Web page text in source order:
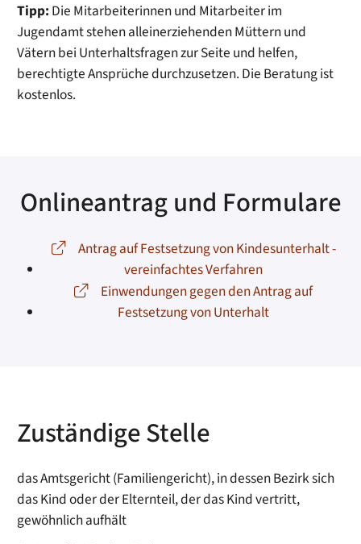
Tipp: Die Mitarbeiterinnen und Mitarbeiter im
Jugendamt stehen alleinerziehenden Müttern und
Vätern bei Unterhaltsfragen zur Seite und helfen,
berechtigte Ansprüche durchzusetzen. Die Beratung ist
kostenlos.
Onlineantrag und Formulare
Antrag auf Festsetzung von Kindesunterhalt -
vereinfachtes Verfahren
Einwendungen gegen den Antrag auf
Festsetzung von Unterhalt
Zuständige Stelle
das Amtsgericht (Familiengericht), in dessen Bezirk sich
das Kind oder der Elternteil, der das Kind vertritt,
gewöhnlich aufhält